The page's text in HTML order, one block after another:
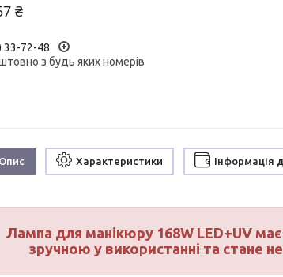
₴
33-72-48
з будь яких номерів
Характеристики Інформація
Лампа для манікюру 168W LED+UV
зручною у використанні та стане